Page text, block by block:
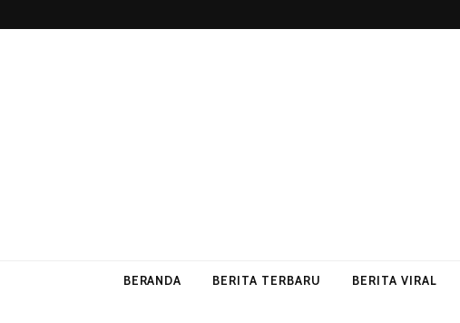
BERANDA BERITA TERBARU BERITA VIRAL